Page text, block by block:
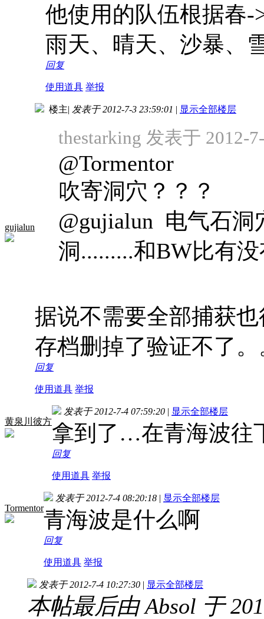
他使用的队伍根据春-
雨天、晴天、沙暴、
回复
使用道具 举报
gujialun
楼主| 发表于 2012-7-3 23:59:01 | 显示全部楼层
thestarking 发表于 2012-
@Tormentor
吹寄洞穴？？？
@gujialun 电气石
洞.........和BW比有
据说不需要全部捕获
存档删掉了验证不了
回复
使用道具 举报
黄泉川彼方
发表于 2012-7-4 07:59:20 | 显示全部楼层
拿到了…在青海波往
回复
使用道具 举报
Tormentor
发表于 2012-7-4 08:20:18 | 显示全部楼层
青海波是什么啊
回复
使用道具 举报
发表于 2012-7-4 10:27:30 | 显示全部楼层
本帖最后由 Absol 于